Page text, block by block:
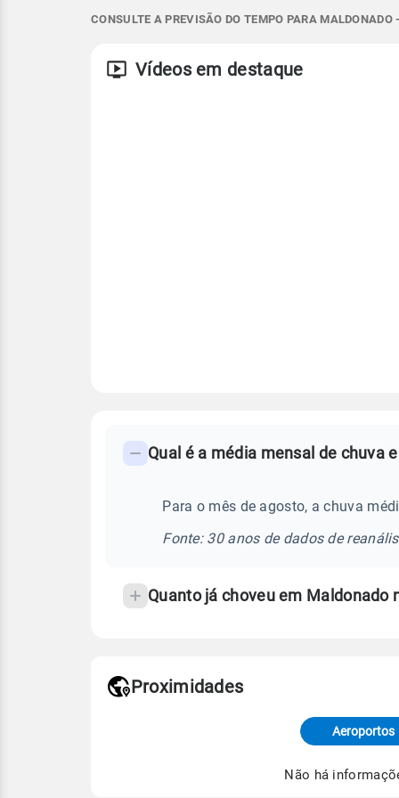
8°10°
5°7°
S - 13km/h
S - 31km/h
CONSULTE A PREVISÃO DO TEMPO PARA MALDONADO
Vídeos em destaque
frequentes
temperatura
Qual é a média mensal de chuva
Para o mês de agosto, a chuva
Fonte: 30 anos de dados de
Quanto já choveu em Maldonado
de Tempo e Estudos Climáticos
Proximidades
Aeroportos
Não há